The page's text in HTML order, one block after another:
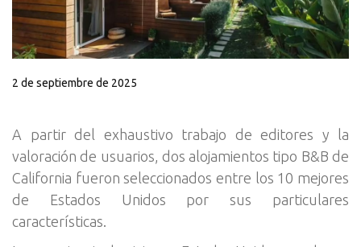
2 de septiembre de 2025
A partir del exhaustivo trabajo de editores y la
valoración de usuarios, dos alojamientos tipo B&B de
California fueron seleccionados entre los 10 mejores
de Estados Unidos por sus particulares
características.